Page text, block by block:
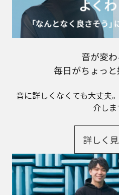
音が変わ
毎日がちょっと
音に詳しくなくても大丈夫。
介しま
詳しく